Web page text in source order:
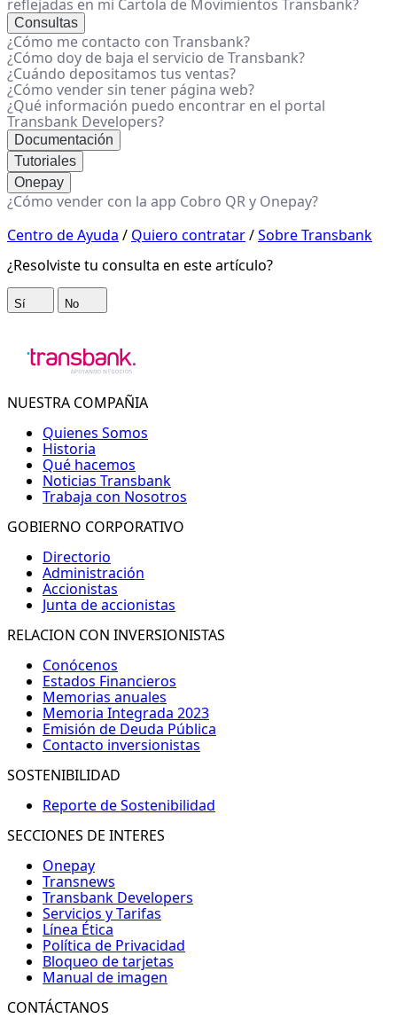
reflejadas en mi Cartola de Movimientos Transbank?
Consultas
¿Cómo me contacto con Transbank?
¿Cómo doy de baja el servicio de Transbank?
¿Cuándo depositamos tus ventas?
¿Cómo vender sin tener página web?
¿Qué información puedo encontrar en el portal
Transbank Developers?
Documentación
Tutoriales
Onepay
¿Cómo vender con la app Cobro QR y Onepay?
Centro de Ayuda / Quiero contratar/Sobre Transbank
¿Resolviste tu consulta en este artículo?
Sí No
NUESTRA COMPAÑIA
Quienes Somos
Historia
Qué hacemos
Noticias Transbank
Trabaja con Nosotros
GOBIERNO CORPORATIVO
Directorio
Administración
Accionistas
Junta de accionistas
RELACION CON INVERSIONISTAS
Conócenos
Estados Financieros
Memorias anuales
Memoria Integrada 2023
Emisión de Deuda Pública
Contacto inversionistas
SOSTENIBILIDAD
Reporte de Sostenibilidad
SECCIONES DE INTERES
Onepay
Transnews
Transbank Developers
Servicios y Tarifas
Línea Ética
Política de Privacidad
Bloqueo de tarjetas
Manual de imagen
CONTÁCTANOS